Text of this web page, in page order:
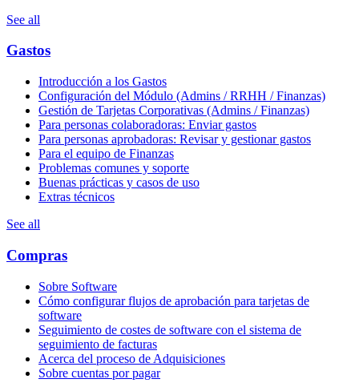
See all
Gastos
Introducción a los Gastos
Configuración del Módulo (Admins / RRHH / Finanzas)
Gestión de Tarjetas Corporativas (Admins / Finanzas)
Para personas colaboradoras: Enviar gastos
Para personas aprobadoras: Revisar y gestionar gastos
Para el equipo de Finanzas
Problemas comunes y soporte
Buenas prácticas y casos de uso
Extras técnicos
See all
Compras
Sobre Software
Cómo configurar flujos de aprobación para tarjetas de
software
Seguimiento de costes de software con el sistema de
seguimiento de facturas
Acerca del proceso de Adquisiciones
Sobre cuentas por pagar